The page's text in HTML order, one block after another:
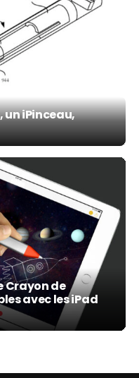
un iPinceau,
Crayon de
avec les iPad